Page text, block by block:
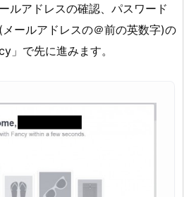
ルアドレスの確認、パスワード
ールアドレスの＠前の英数字)の
」で先に進みます。